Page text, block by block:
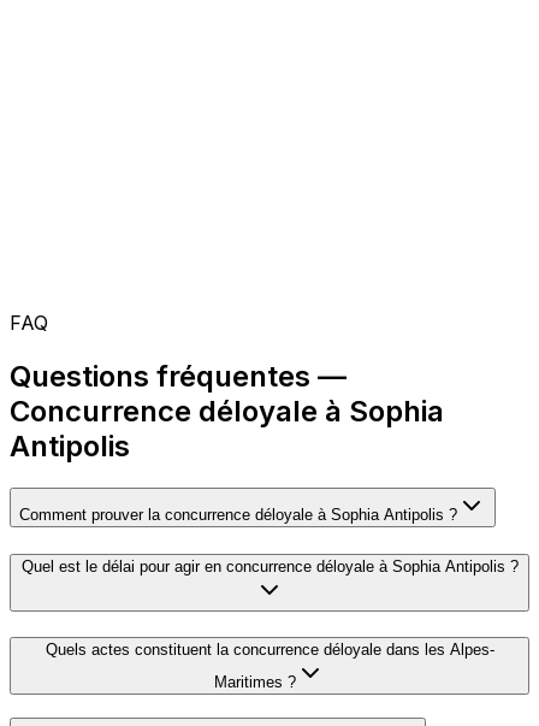
FAQ
Questions fréquentes —
Concurrence déloyale à Sophia
Antipolis
Comment prouver la concurrence déloyale à Sophia Antipolis ?
Quel est le délai pour agir en concurrence déloyale à Sophia Antipolis ?
Quels actes constituent la concurrence déloyale dans les Alpes-
Maritimes ?